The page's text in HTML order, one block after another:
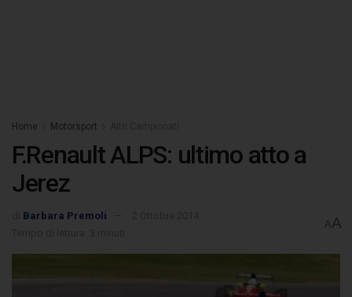
Home Motorsport
F.Renault ALPS: ultimo atto a
Jerez
Barbara Premoli
AA